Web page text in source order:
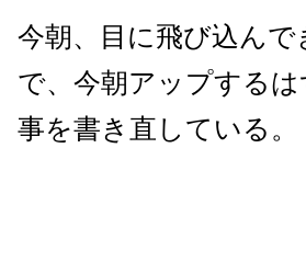
今朝、目に飛び込ん
で、今朝アップする
事を書き直している。